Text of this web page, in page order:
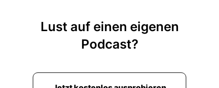
Lust auf einen eigenen
Podcast?